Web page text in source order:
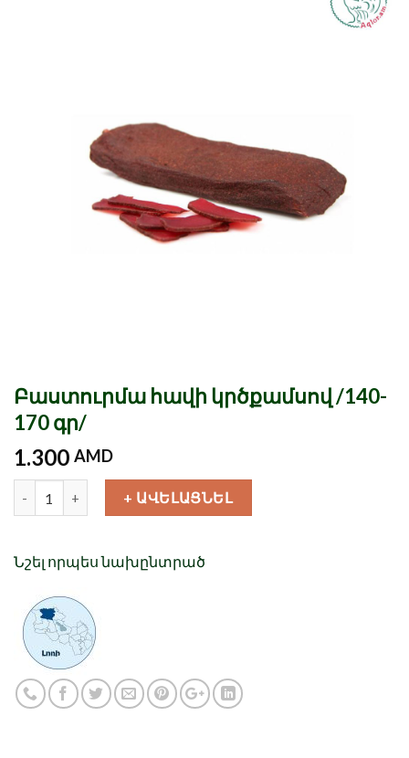
Բաստուրմա հավի կրծքամսով /140-
170 գր/
1.300 AMD
+ ԱՎԵԼԱՑՆԵԼ
Նշել որպես նախընտրած